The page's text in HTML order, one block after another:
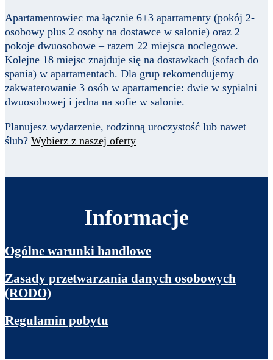
Apartamentowiec ma łącznie 6+3 apartamenty (pokój 2-
osobowy plus 2 osoby na dostawce w salonie) oraz 2
pokoje dwuosobowe – razem 22 miejsca noclegowe.
Kolejne 18 miejsc znajduje się na dostawkach (sofach do
spania) w apartamentach. Dla grup rekomendujemy
zakwaterowanie 3 osób w apartamencie: dwie w sypialni
dwuosobowej i jedna na sofie w salonie.
Planujesz wydarzenie, rodzinną uroczystość lub nawet
ślub? Wybierz z naszej oferty
Informacje
Ogólne warunki handlowe
Zasady przetwarzania danych osobowych
(RODO)
Regulamin pobytu